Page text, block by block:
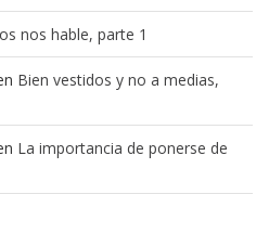
nos hable, parte 1
Bien vestidos y no a medias,
La importancia de ponerse de